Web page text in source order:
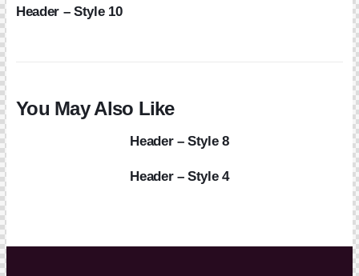
Header – Style 10
You May Also Like
Header – Style 8
Header – Style 4